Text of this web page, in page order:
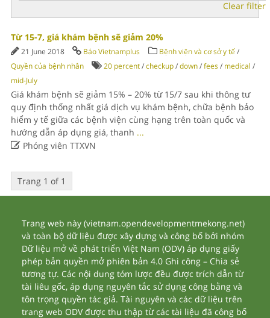
Clear filter
Từ 15-7, giá khám bệnh sẽ giảm 20%
21 June 2018 Báo Vietnamplus Bệnh viện và cơ sở y tế/
Quyền của bệnh nhân
20 percent/checkup/down/fees/ medical /
mid-July
Giá khám bệnh sẽ giảm 15% – 20% từ 15/7 sau khi thông tư
quy định thống nhất giá dịch vụ khám bệnh, chữa bệnh bảo
hiểm y tế giữa các bệnh viện cùng hạng trên toàn quốc và
hướng dẫn áp dụng giá, thanh ...
Phóng viên TTXVN
Trang 1 of 1
Trang web này (vietnam.opendevelopmentmekong.net)
và toàn bộ dữ liệu được xây dựng và công bố bởi nhóm
Dữ liệu mở về phát triển Việt Nam (ODV) áp dụng giấy
phép bản quyền mở phiên bản 4.0 Ghi công – Chia sẻ
tương tự. Các nội dung tóm lược đều được trích dẫn từ
tài liêu gốc, áp dụng nguyên tắc sử dụng công bằng và
tôn trọng quyền tác giả. Tài nguyên và các dữ liệu trên
trang web ODV được thu thập từ các tài liệu đã công bố